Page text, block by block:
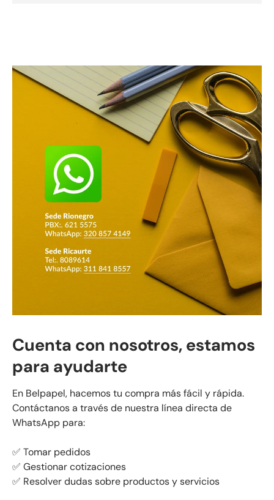
Cuenta con nosotros, estamos
para ayudarte
En Belpapel, hacemos tu compra más fácil y rápida.
Contáctanos a través de nuestra línea directa de
WhatsApp para:
✅ Tomar pedidos
✅ Gestionar cotizaciones
✅ Resolver dudas sobre productos y servicios